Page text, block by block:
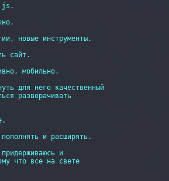
js.
новые инструменты.
сайт.
мобильно.
для него качественный
разворачивать
и расширять.
и
что все на свете